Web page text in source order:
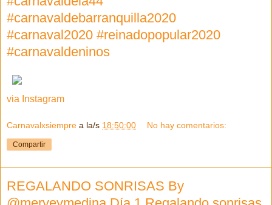
#carnavaldebarranquilla2020
#carnaval2020 #reinadopopular2020
#carnavaldeninos
via Instagram
Carnavalxsiempre a la/s 18:50:00 No hay comentarios:
Compartir
REGALANDO SONRISAS By